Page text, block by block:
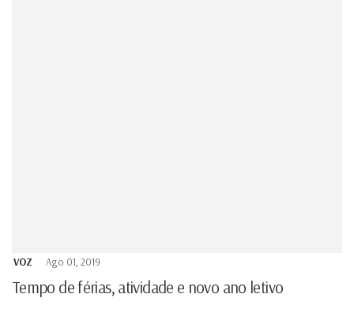
VOZ Ago 01, 2019
Tempo de férias, atividade e novo ano letivo